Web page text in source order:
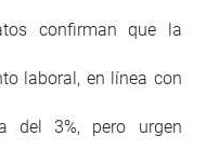
confirman que la
laboral, en línea con
del 3%, pero urgen